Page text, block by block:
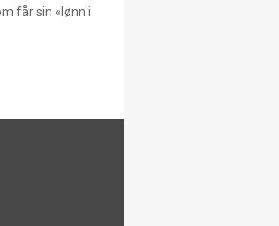
får sin «lønn i